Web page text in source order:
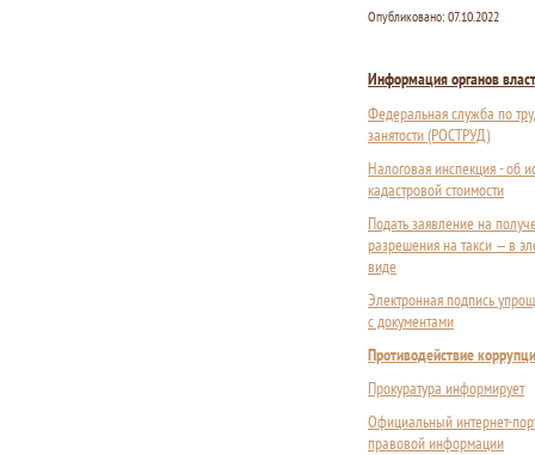
Опубликовано: 07.10.2022
Информация органов
Федеральная служба по
занятости (РОСТРУД)
Налоговая инспекция - об
кадастровой стоимости
Подать заявление на
разрешения на такси — в
виде
Электронная подпись
с документами
Противодействие
Прокуратура информирует
Официальный интернет-
правовой информации